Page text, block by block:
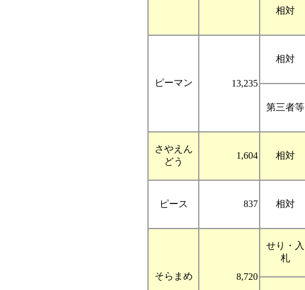
相対
ピーマン 13,235
相対
第三者等
さやえん
どう
1,604 相対
ピース 837 相対
そらまめ 8,720
せり・入
札